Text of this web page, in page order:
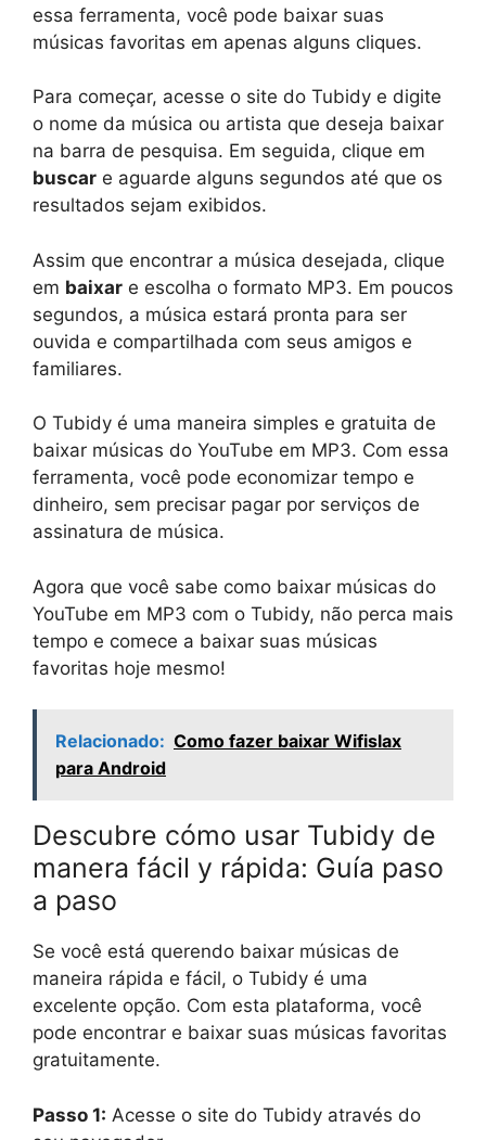
essa ferramenta, você pode baixar suas
músicas favoritas em apenas alguns cliques.
Para começar, acesse o site do Tubidy e digite
o nome da música ou artista que deseja baixar
na barra de pesquisa. Em seguida, clique em
buscar e aguarde alguns segundos até que os
resultados sejam exibidos.
Assim que encontrar a música desejada, clique
em baixar e escolha o formato MP3. Em poucos
segundos, a música estará pronta para ser
ouvida e compartilhada com seus amigos e
familiares.
O Tubidy é uma maneira simples e gratuita de
baixar músicas do YouTube em MP3. Com essa
ferramenta, você pode economizar tempo e
dinheiro, sem precisar pagar por serviços de
assinatura de música.
Agora que você sabe como baixar músicas do
YouTube em MP3 com o Tubidy, não perca mais
tempo e comece a baixar suas músicas
favoritas hoje mesmo!
Relacionado: Como fazer baixar Wifislax
para Android
Descubre cómo usar Tubidy de
manera fácil y rápida: Guía paso
a paso
Se você está querendo baixar músicas de
maneira rápida e fácil, o Tubidy é uma
excelente opção. Com esta plataforma, você
pode encontrar e baixar suas músicas favoritas
gratuitamente.
Passo 1: Acesse o site do Tubidy através do